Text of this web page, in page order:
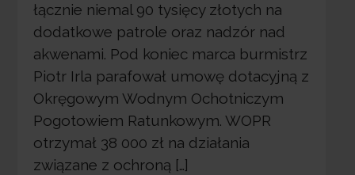
łącznie niemal 90 tysięcy złotych na
dodatkowe patrole oraz nadzór nad
akwenami. Pod koniec marca burmistrz
Piotr Irla parafował umowę dotacyjną z
Okręgowym Wodnym Ochotniczym
Pogotowiem Ratunkowym. WOPR
otrzymał 38 000 zł na działania
związane z ochroną […]